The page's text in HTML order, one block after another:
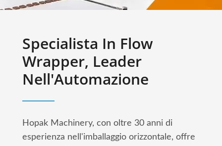
Specialista In Flow
Wrapper, Leader
Nell'Automazione
Hopak Machinery, con oltre 30 anni di
esperienza nell'imballaggio orizzontale, offre